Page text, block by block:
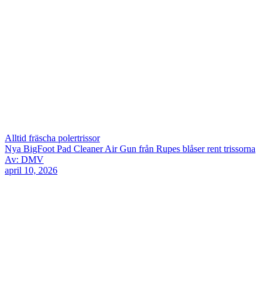
Alltid fräscha polertrissor
Nya BigFoot Pad Cleaner Air Gun från Rupes blåser rent trissorna
Av: DMV
april 10, 2026